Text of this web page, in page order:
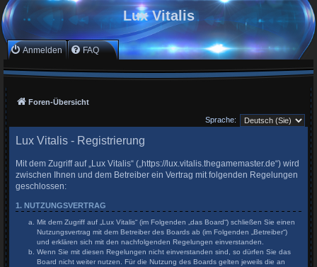
Lux Vitalis
Anmelden FAQ
Foren-Übersicht
Sprache:
Lux Vitalis - Registrierung
Mit dem Zugriff auf „Lux Vitalis“ („https://lux.vitalis.thegamemaster.de“) wird
zwischen Ihnen und dem Betreiber ein Vertrag mit folgenden Regelungen
geschlossen:
1. NUTZUNGSVERTRAG
Mit dem Zugriff auf „Lux Vitalis“ (im Folgenden „das Board“) schließen Sie einen
Nutzungsvertrag mit dem Betreiber des Boards ab (im Folgenden „Betreiber“)
und erklären sich mit den nachfolgenden Regelungen einverstanden.
Wenn Sie mit diesen Regelungen nicht einverstanden sind, so dürfen Sie das
Board nicht weiter nutzen. Für die Nutzung des Boards gelten jeweils die an